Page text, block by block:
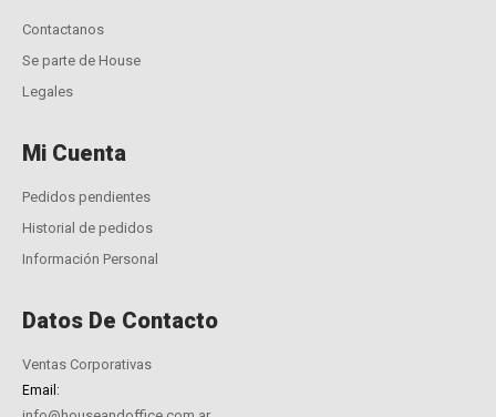
Contactanos
Se parte de House
Legales
Mi Cuenta
Pedidos pendientes
Historial de pedidos
Información Personal
Datos De Contacto
Ventas Corporativas
Email: